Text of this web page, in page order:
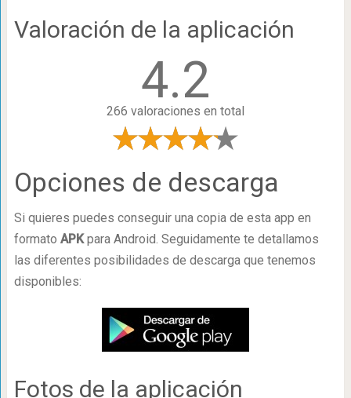
Valoración de la aplicación
4.2
266 valoraciones en total
Opciones de descarga
Si quieres puedes conseguir una copia de esta app en
formato APKpara Android. Seguidamente te detallamos
las diferentes posibilidades de descarga que tenemos
disponibles:
Fotos de la aplicación